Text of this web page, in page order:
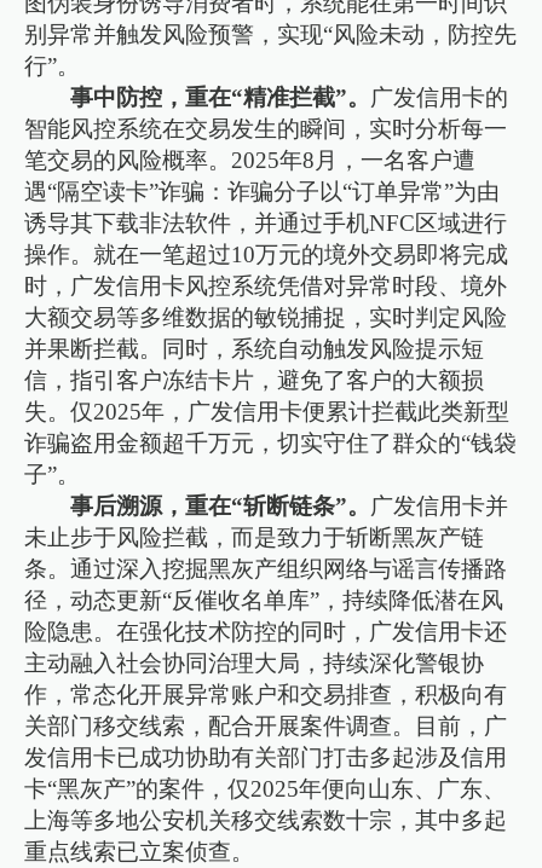
别异常并触发风险预警，实现“风险未动，防控先
行”。
事中防控，重在“精准拦截”。 广发信用卡的
智能风控系统在交易发生的瞬间，实时分析每一
笔交易的风险概率。2025年8月，一名客户遭
遇“隔空读卡”诈骗：诈骗分子以“订单异常”为由
诱导其下载非法软件，并通过手机NFC区域进行
操作。就在一笔超过10万元的境外交易即将完成
时，广发信用卡风控系统凭借对异常时段、境外
大额交易等多维数据的敏锐捕捉，实时判定风险
并果断拦截。同时，系统自动触发风险提示短
信，指引客户冻结卡片，避免了客户的大额损
失。仅2025年，广发信用卡便累计拦截此类新型
诈骗盗用金额超千万元，切实守住了群众的“钱袋
子”。
事后溯源，重在“斩断链条”。 广发信用卡并
未止步于风险拦截，而是致力于斩断黑灰产链
条。通过深入挖掘黑灰产组织网络与谣言传播路
径，动态更新“反催收名单库”，持续降低潜在风
险隐患。在强化技术防控的同时，广发信用卡还
主动融入社会协同治理大局，持续深化警银协
作，常态化开展异常账户和交易排查，积极向有
关部门移交线索，配合开展案件调查。目前，广
发信用卡已成功协助有关部门打击多起涉及信用
卡“黑灰产”的案件，仅2025年便向山东、广东、
上海等多地公安机关移交线索数十宗，其中多起
重点线索已立案侦查。